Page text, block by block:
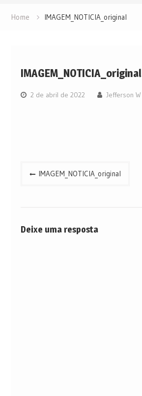
Home IMAGEM_NOTICIA_original
IMAGEM_NOTICIA_original
2 de abril de 2022 Jefferson W
Navegação
IMAGEM_NOTICIA_original
Deixe uma resposta